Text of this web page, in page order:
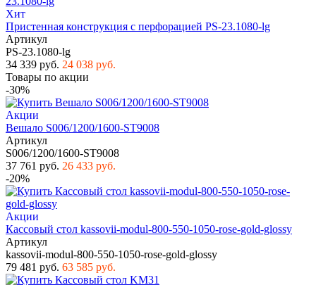
Хит
Пристенная конструкция с перфорацией PS-23.1080-lg
Артикул
PS-23.1080-lg
34 339 руб. 24 038 руб.
Товары по акции
-30%
Акции
Вешало S006/1200/1600-ST9008
Артикул
S006/1200/1600-ST9008
37 761 руб. 26 433 руб.
-20%
Акции
Кассовый стол kassovii-modul-800-550-1050-rose-gold-glossy
Артикул
kassovii-modul-800-550-1050-rose-gold-glossy
79 481 руб. 63 585 руб.